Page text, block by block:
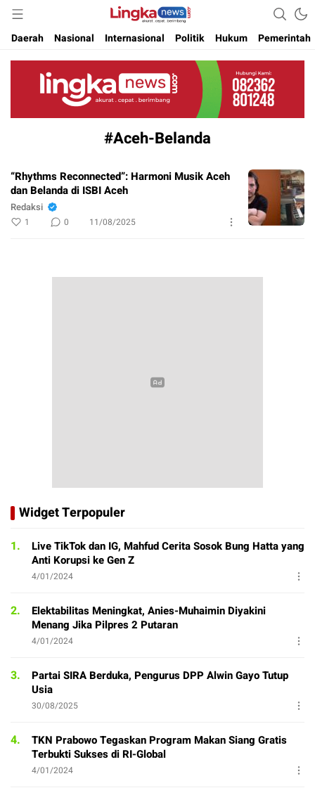
Lingkanews
Akurat. Cepat & Berimbang
Daerah
Nasional Internasional Politik Hukum Pemerintah
#Aceh-Belanda
“Rhythms Reconnected”: Harmoni Musik Aceh
dan Belanda di ISBI Aceh
Redaksi
1 0 11/08/2025
Widget Terpopuler
1.
Live TikTok dan IG, Mahfud Cerita Sosok Bung Hatta yang
Anti Korupsi ke Gen Z
4/01/2024
2.
Elektabilitas Meningkat, Anies-Muhaimin Diyakini
Menang Jika Pilpres 2 Putaran
4/01/2024
3.
Partai SIRA Berduka, Pengurus DPP Alwin Gayo Tutup
Usia
30/08/2025
4.
TKN Prabowo Tegaskan Program Makan Siang Gratis
Terbukti Sukses di RI-Global
4/01/2024